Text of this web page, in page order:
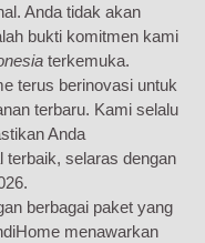
Anda tidak akan
bukti komitmen kami
terkemuka.
terus berinovasi untuk
terbaru. Kami selalu
Anda
terbaik, selaras dengan
berbagai paket yang
menawarkan